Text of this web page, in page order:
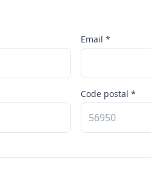
Email *
Code postal *